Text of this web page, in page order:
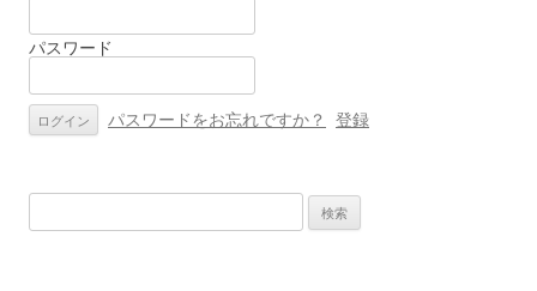
シ
ン
パスワード
パスワードをお忘れですか？ 登録
索: